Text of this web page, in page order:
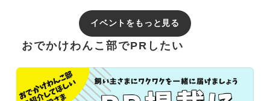
イベントをもっと見る
おでかけわんこ部でPRしたい